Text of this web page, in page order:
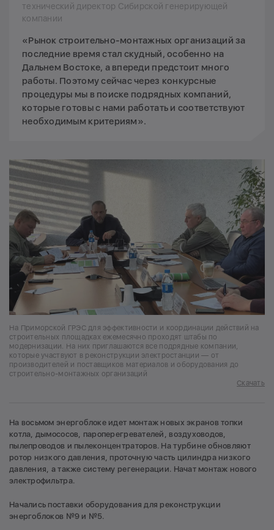
технический директор Сибирской генерирующей
компании
«Рынок строительно-монтажных организаций за
последние время стал скудный, особенно на
Дальнем Востоке, а впереди предстоит много
работы. Поэтому сейчас через конкурсные
процедуры мы в поиске подрядных компаний,
которые готовы с нами работать и соответствуют
необходимым критериям».
На Приморской ГРЭС для эффективности и координации действий на
строительных площадках ежемесячно проходят штабы по
модернизации. На них приглашаются все подрядные компании,
которые участвуют в реконструкции электростанции — от
производителей и поставщиков материалов и оборудования до
строительно-монтажных организаций
Скачать
На восьмом энергоблоке идет монтаж новых экранов топки
котла, дымососов, пароперегревателей, воздуховодов,
пылепроводов и пылеконцентраторов. На турбине обновляют
ротор низкого давления, проточную часть цилиндра низкого
давления, а также систему регенерации. Начат монтаж нового
электрофильтра.
Начались поставки оборудования для реконструкции
энергоблоков №9 и №5.